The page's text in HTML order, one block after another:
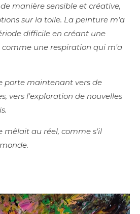
manière sensible et créative,
sur la toile. La peinture m'a
difficile en créant une
comme une respiration qui m'a
porte maintenant vers de
vers l'exploration de nouvelles
mêlait au réel, comme s'il